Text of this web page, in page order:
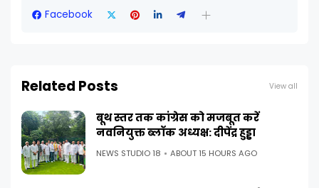
Facebook
Related Posts View all
बूथ स्तर तक कांग्रेस को मजबूत करें
नवनियुक्त ब्लॉक अध्यक्ष: दीपेंद्र हुड्डा
NEWS STUDIO 18 ABOUT 15 HOURS AGO